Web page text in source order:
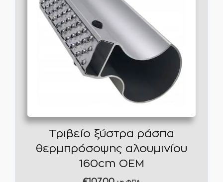
Τριβείο ξύστρα ράσπα
θερμπρόσοψης αλουμινίου
160cm OEM